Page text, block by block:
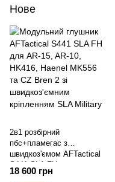
Нове
2в1 розбірний
пбс+пламегас з
швидкоз'ємом AFTactical
S441 SLA FH
18 600 грн